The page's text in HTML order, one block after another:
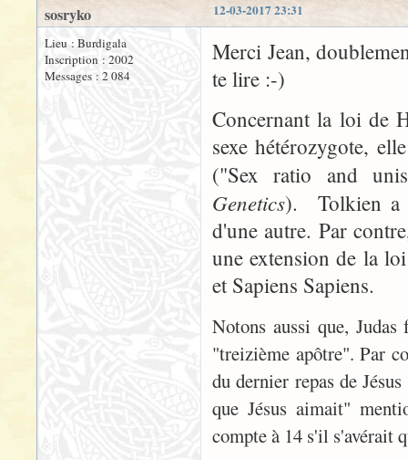
12-03-2017 23:31
sosryko
Lieu : Burdigala
Inscription : 2002
Messages : 2 084
Merci Jean,
te lire :-)
Concernant la loi de
sexe hétérozygote,
("Sex ratio and
Genetics). Tolkien a
d'une autre. Par
une extension de la
et Sapiens Sapiens.
Notons aussi que,
"treizième apôtre". Par
du dernier repas de
que Jésus aimait"
compte à 14 s'il s'avérait